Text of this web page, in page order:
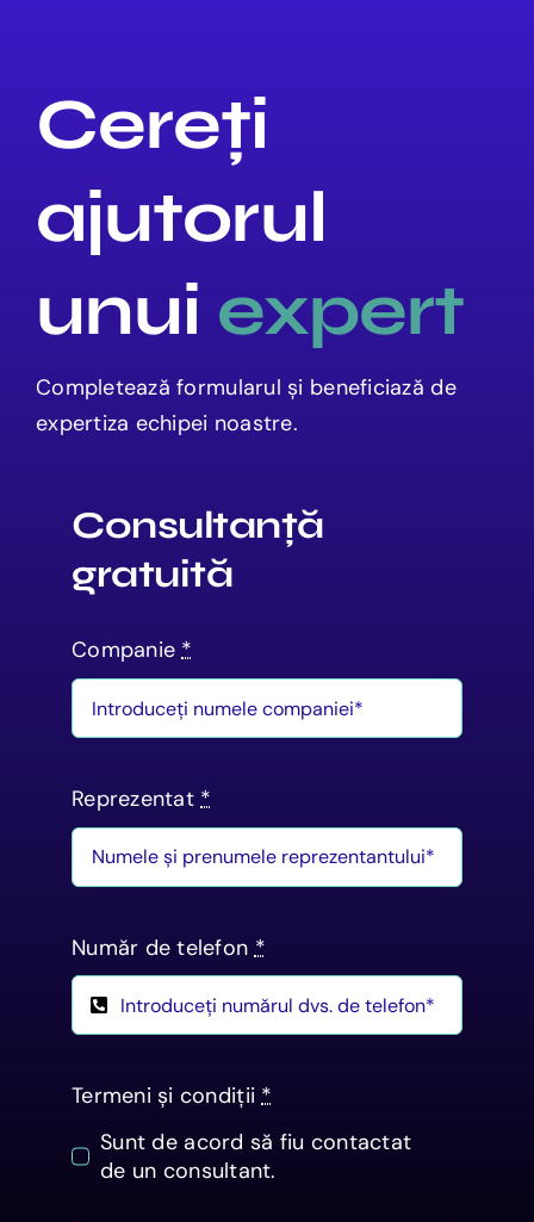
Cereți
ajutorul
unui expert
Completează formularul și beneficiază de
expertiza echipei noastre.
Consultanță
gratuită
Companie*
Reprezentat*
Număr de telefon *
Termeni și condiții*
Sunt de acord să fiu contactat
de un consultant.